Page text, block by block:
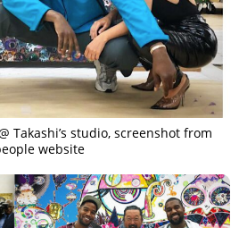
Takashi’s studio, screenshot from
website